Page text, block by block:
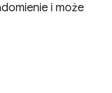
i może